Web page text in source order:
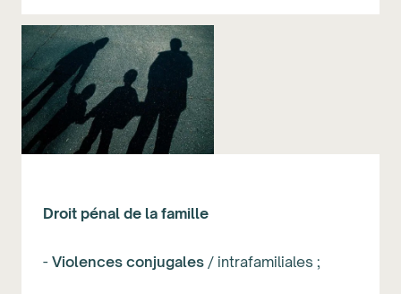
Droit pénal de la famille
- Violences conjugales / intrafamiliales ;